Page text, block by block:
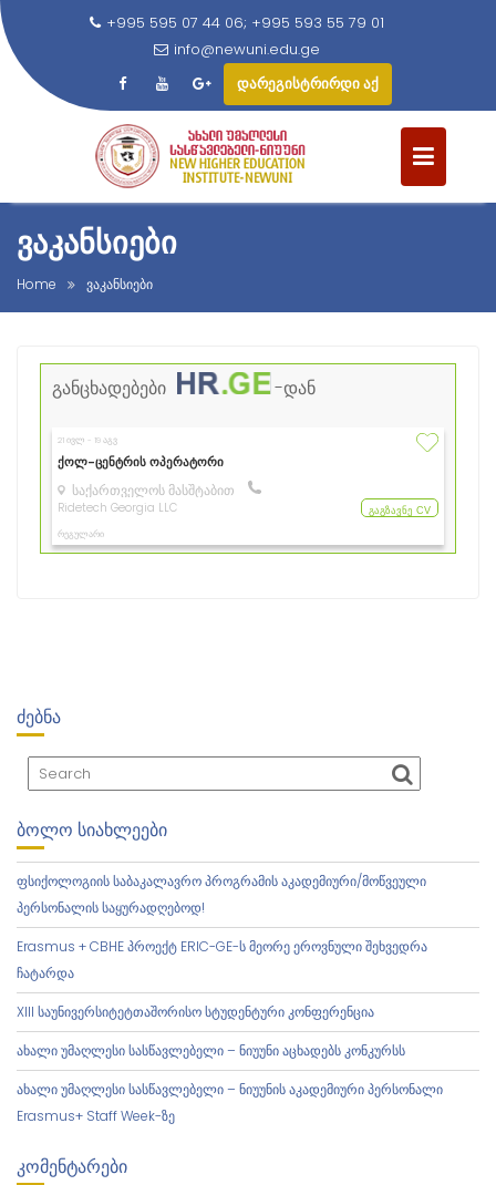
+995 595 07 44 06; +995 593 55 79 01
info@newuni.edu.ge
დარეგისტრირდი აქ
ᲕᲐᲙᲐᲜᲡᲘᲔᲑᲘ
Home ვაკანსიები
ᲫᲔᲑᲜᲐ
ᲑᲝᲚᲝ ᲡᲘᲐᲮᲚᲔᲔᲑᲘ
ფსიქოლოგიის საბაკალავრო პროგრამის აკადემიური/მოწვეული
პერსონალის საყურადღებოდ!
Erasmus + CBHE პროექტ ERIC-GE-ს მეორე ეროვნული შეხვედრა
ჩატარდა
XIII საუნივერსიტეტთაშორისო სტუდენტური კონფერენცია
ახალი უმაღლესი სასწავლებელი – ნიუუნი აცხადებს კონკურსს
ახალი უმაღლესი სასწავლებელი – ნიუუნის აკადემიური პერსონალი
Erasmus+ Staff Week-ზე
ᲙᲝᲛᲔᲜᲢᲐᲠᲔᲑᲘ